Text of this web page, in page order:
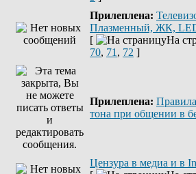
Прилеплена:
Плазменный, ЖК,
[
На
70, 71 , 72 ]
Прилеплена:
тона при общении в
Цензура в медиа и в